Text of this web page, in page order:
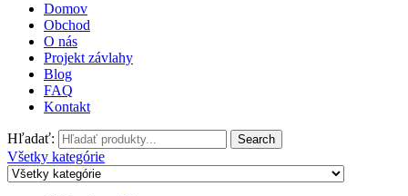
Domov
Obchod
O nás
Projekt závlahy
Blog
FAQ
Kontakt
Hľadať: Search
Všetky kategórie